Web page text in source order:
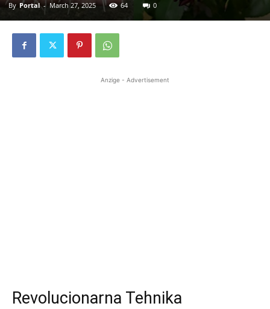
By Portal - March 27, 2025 64 0
Anzige - Advertisement
Revolucionarna Tehnika